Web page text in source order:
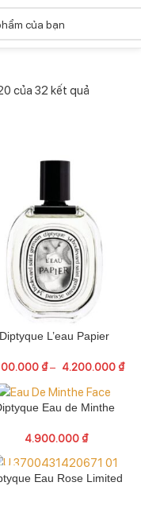
của 32 kết quả
Diptyque L’eau Papier
₫– 4.200.000 ₫
Eau de Minthe
4.900.000 ₫
Eau Rose Limited